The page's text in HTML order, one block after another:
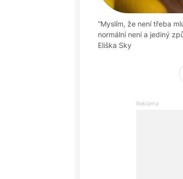
“Myslím, že není třeba
normální není a jediný
Eliška Sky